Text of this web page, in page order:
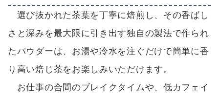
選び抜かれた茶葉を丁寧に焙煎し、その香ばし
さと深みを最大限に引き出す独自の製法で作られ
たパウダーは、お湯や冷水を注ぐだけで簡単に香
り高い焙じ茶をお楽しみいただけます。
お仕事の合間のブレイクタイムや、低カフェイ